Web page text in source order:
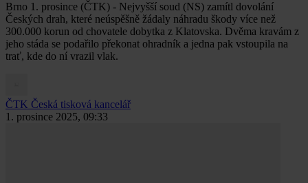
Brno 1. prosince (ČTK) - Nejvyšší soud (NS) zamítl dovolání
Českých drah, které neúspěšně žádaly náhradu škody více než
300.000 korun od chovatele dobytka z Klatovska. Dvěma kravám z
jeho stáda se podařilo překonat ohradník a jedna pak vstoupila na
trať, kde do ní vrazil vlak.
ČTK Česká tisková kancelář
1. prosince 2025, 09:33